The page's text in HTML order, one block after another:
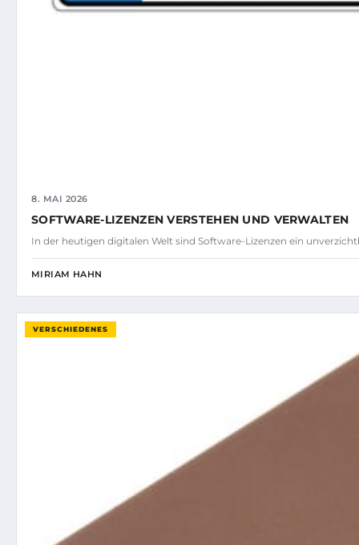
8. MAI 2026
SOFTWARE-LIZENZEN VERSTEHEN UND VERWALTEN
In der heutigen digitalen Welt sind Software-Lizenzen ein
MIRIAM HAHN
VERSCHIEDENES